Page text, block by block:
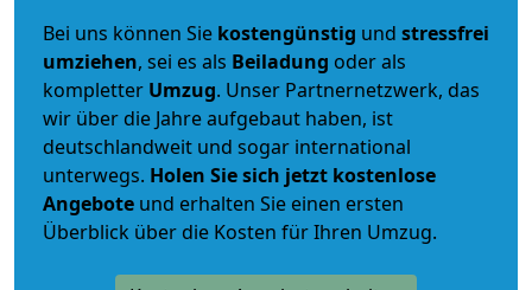
Bei uns können Sie kostengünstig und stressfrei
umziehen, sei es als Beiladung oder als
kompletter Umzug. Unser Partnernetzwerk, das
wir über die Jahre aufgebaut haben, ist
deutschlandweit und sogar international
unterwegs. Holen Sie sich jetzt kostenlose
Angebote und erhalten Sie einen ersten
Überblick über die Kosten für Ihren Umzug.